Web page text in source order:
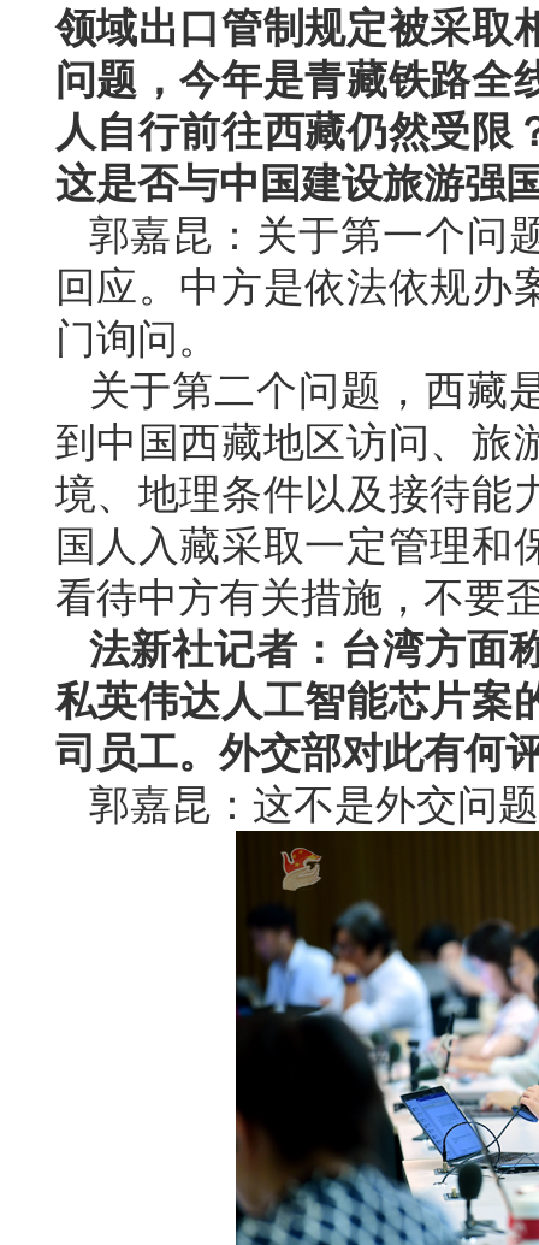
领域出口管制规定被采取
问题，今年是青藏铁路全
人自行前往西藏仍然受限
这是否与中国建设旅游强
郭嘉昆：关于第一个问
回应。中方是依法依规办
门询问。
关于第二个问题，西藏
到中国西藏地区访问、旅
境、地理条件以及接待能
国人入藏采取一定管理和
看待中方有关措施，不要
法新社记者：台湾方面
私英伟达人工智能芯片案
司员工。外交部对此有何
郭嘉昆：这不是外交问